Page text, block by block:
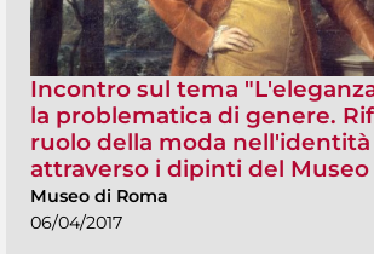
Incontro sul tema
la problematica di genere.
ruolo della moda
attraverso i dipinti del Museo
Museo di Roma
06/04/2017